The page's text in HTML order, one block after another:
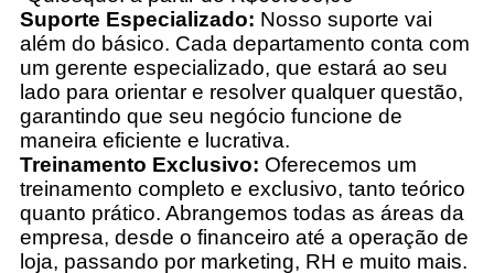
Suporte Especializado: Nosso suporte vai
além do básico. Cada departamento conta com
um gerente especializado, que estará ao seu
lado para orientar e resolver qualquer questão,
garantindo que seu negócio funcione de
maneira eficiente e lucrativa.
Treinamento Exclusivo: Oferecemos um
treinamento completo e exclusivo, tanto teórico
quanto prático. Abrangemos todas as áreas da
empresa, desde o financeiro até a operação de
loja, passando por marketing, RH e muito mais.